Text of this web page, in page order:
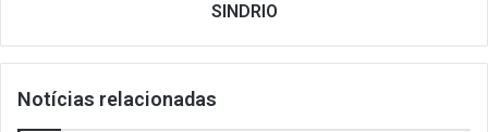
SINDRIO
Notícias relacionadas